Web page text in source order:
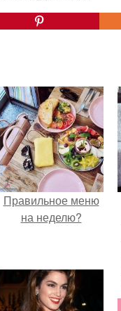
Правильное меню
на неделю?